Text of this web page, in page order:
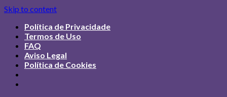
Skip to content
Política de Privacidade
Termos de Uso
FAQ
Aviso Legal
Política de Cookies